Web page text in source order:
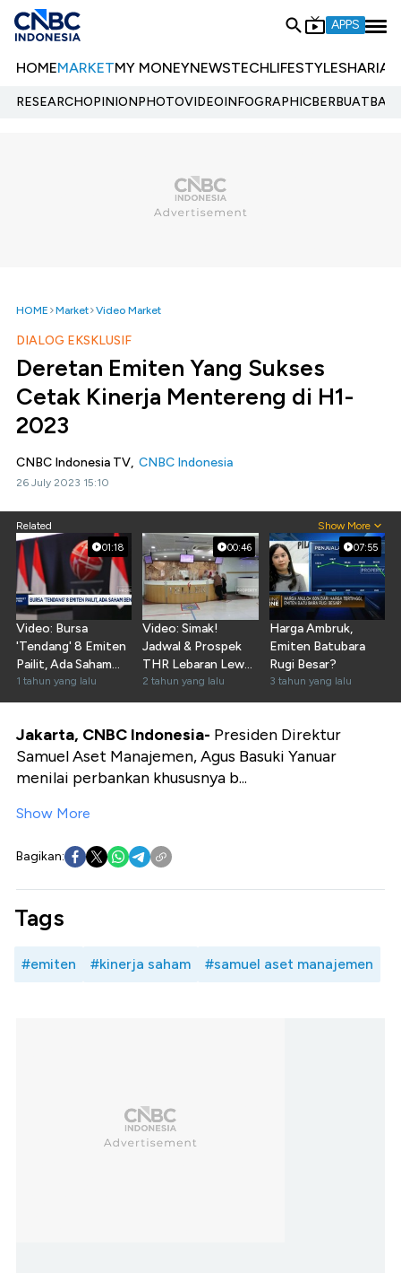
APPS
HOMEMARKETMY MONEYNEWSTECHLIFESTYLESHARIA
RESEARCHOPINIONPHOTOVIDEOINFOGRAPHIC
HOME Market Video Market
DIALOG EKSKLUSIF
Deretan Emiten Yang Sukses
Cetak Kinerja Mentereng di H1-
2023
CNBC Indonesia TV, CNBC Indonesia
26 July 2023 15:10
Related Show More
01:18
Video: Bursa
'Tendang' 8 Emiten
Pailit, Ada Saham
Benny Tjokro
1 tahun yang lalu
00:46
Video: Simak!
Jadwal & Prospek
THR Lebaran Lewat
Dividen
2 tahun yang lalu
07:55
Harga Ambruk,
Emiten Batubara
Rugi Besar?
3 tahun yang lalu
Jakarta, CNBC Indonesia- Presiden Direktur
Samuel Aset Manajemen, Agus Basuki Yanuar
menilai perbankan khususnya b...
Show More
Bagikan:
Tags
#emiten #kinerja saham #samuel aset manajemen